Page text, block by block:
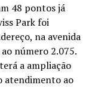
48 pontos já
Park foi
na avenida
número 2.075.
a ampliação
atendimento ao